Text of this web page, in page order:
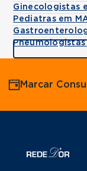
Ginecologistas
Pediatras em
Pneumologistas
Marcar